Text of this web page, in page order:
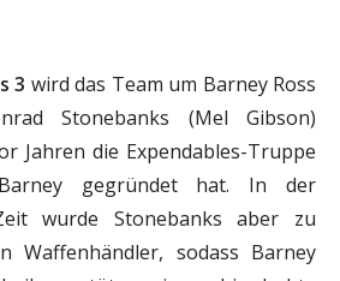
3 wird das Team um Barney Ross
Stonebanks (Mel Gibson)
Jahren die Expendables-Truppe
gegründet hat. In der
wurde Stonebanks aber zu
Waffenhändler, sodass Barney